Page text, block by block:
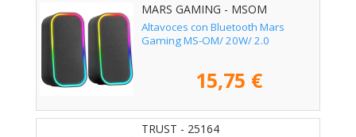
MARS GAMING - MSOM
Altavoces con Bluetooth Mars
Gaming MS-OM/ 20W/ 2.0
15,75 €
TRUST - 25164